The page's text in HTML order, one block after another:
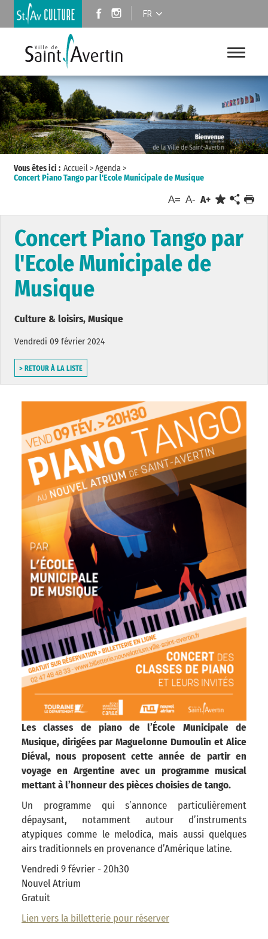
FR
Vous êtes ici : Accueil>Agenda>
Concert Piano Tango par l'Ecole Municipale de Musique
A= A- A+
Concert Piano Tango par
l'Ecole Municipale de
Musique
Culture & loisirs, Musique
Vendredi 09 février 2024
> RETOUR À LA LISTE
Les classes de piano de l’École Municipale de
Musique, dirigées par Maguelonne Dumoulin et Alice
Diéval, nous proposent cette année de partir en
voyage en Argentine avec un programme musical
mettant à l’honneur des pièces choisies de tango.
Un programme qui s’annonce particulièrement
dépaysant, notamment autour d’instruments
atypiques comme le melodica, mais aussi quelques
airs traditionnels en provenance d’Amérique latine.
Vendredi 9 février - 20h30
Nouvel Atrium
Gratuit
Lien vers la billetterie pour réserver